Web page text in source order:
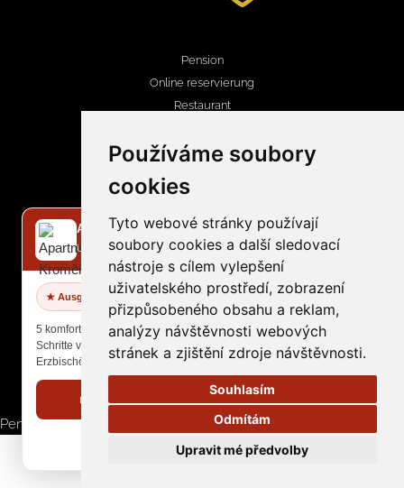
Používáme soubory
cookies
Tyto webové stránky používají
soubory cookies a další sledovací
nástroje s cílem vylepšení
uživatelského prostředí, zobrazení
přizpůsobeného obsahu a reklam,
analýzy návštěvnosti webových
stránek a zjištění zdroje návštěvnosti.
Souhlasím
Odmítám
Upravit mé předvolby
Pension
Online reservierung
Restaurant
Wellness, bowling
KONTAKTINFORMATIONEN
recepce@penzionzlobice.cz
+420 724 794 224
Penzion Zlobice hodnocení
Apartmány Kroměříž
Unterkunft im Stadtzentrum
✕
★ Ausgezeichnete Bewertung
5 komfortable Apartments nur wenige
Schritte vom Hauptplatz und
Erzbischöflichen Schloss.
🏡 Webseite besuchen
apartmentskromeriz.cz